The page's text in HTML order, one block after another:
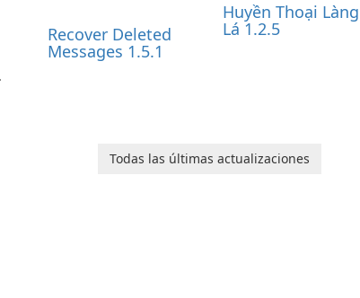
Recover Deleted
Messages 1.5.1
Huyền Thoại Làng
Lá 1.2.5
Todas las últimas actualizaciones